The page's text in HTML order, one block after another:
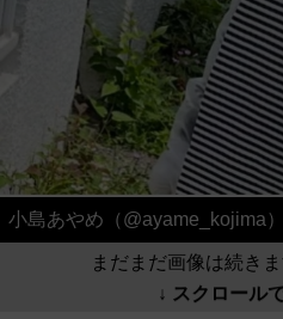
小島あやめ（@ayame_kojima
まだまだ画像は続き
↓ スクロール